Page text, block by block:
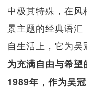
中极其特殊，在
景主题的经典语汇
自生活上，它为吴
为充满自由与希望
1989年，作为吴